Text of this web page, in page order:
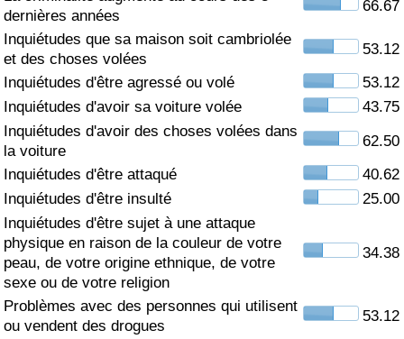
dernières années
66.67
Inquiétudes que sa maison soit cambriolée
et des choses volées
53.12
Inquiétudes d'être agressé ou volé
53.12
Inquiétudes d'avoir sa voiture volée
43.75
Inquiétudes d'avoir des choses volées dans
la voiture
62.50
Inquiétudes d'être attaqué
40.62
Inquiétudes d'être insulté
25.00
Inquiétudes d'être sujet à une attaque
physique en raison de la couleur de votre
peau, de votre origine ethnique, de votre
sexe ou de votre religion
34.38
Problèmes avec des personnes qui utilisent
ou vendent des drogues
53.12
Soins de santé
Indice des soins de santé (Actuel)
Indice des soins de santé
Indice des soins de santé par Pays
Pollution
Indice de Pollution (Actuel)
Indice de pollution